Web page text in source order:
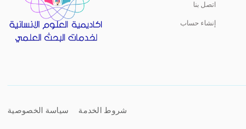
اتصل بنا
إنشاء حساب
شروط الخدمة سياسة الخصوصية